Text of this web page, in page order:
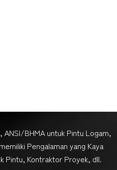
BHMA untuk Pintu Logam,
Pengalaman yang Kaya
Pintu, Kontraktor Proyek, dll.